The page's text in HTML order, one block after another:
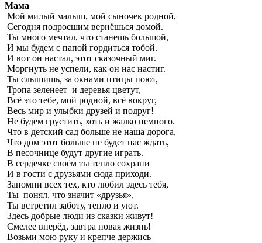
Мама
Мой милый малыш, мой сыночек родной,
Сегодня подросшим вернёшься домой.
Ты много мечтал, что станешь большой,
И мы будем с папой гордиться тобой.
И вот он настал, этот сказочный миг.
Моргнуть не успели, как он нас настиг.
Ты слышишь, за окнами птицы поют,
Тропа зеленеет и деревья цветут,
Всё это тебе, мой родной, всё вокруг,
Весь мир и улыбки друзей и подруг!
Не будем грустить, хоть и жалко немного.
Что в детский сад больше не наша дорога,
Что дом этот больше не будет нас ждать,
В песочнице будут другие играть.
В сердечке своём ты тепло сохрани
И в гости с друзьями сюда приходи.
Запомни всех тех, кто любил здесь тебя,
Ты понял, что значит «друзья»,
Ты встретил заботу, тепло и уют.
Здесь добрые люди из сказки живут!
Смелее вперёд, завтра новая жизнь!
Возьми мою руку и крепче держись